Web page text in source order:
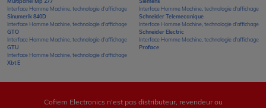
Interface Homme Machine, technologie d'affichage
Sinumerik 840D
Interface Homme Machine, technologie d'affichage
GTO
Interface Homme Machine, technologie d'affichage
GTU
Interface Homme Machine, technologie d'affichage
Xbt E
Interface Homme Machine, technologie d'affichage
Schneider Telemecanique
Interface Homme Machine, technologie d'affichage
Schneider Electric
Interface Homme Machine, technologie d'affichage
Proface
Cofiem Electronics n'est pas distributeur, revendeur ou